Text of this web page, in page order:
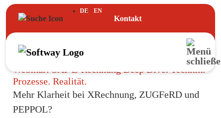
DE EN
Kontakt
Webinar: SAP E-Rechnung Deep Dive. Technik.
Prozesse. Realität.
Mehr Klarheit bei XRechnung, ZUGFeRD und
PEPPOL?